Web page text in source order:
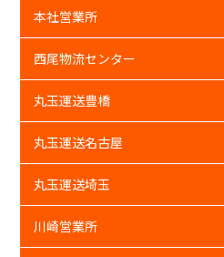
本社営業所
西尾物流センター
丸玉運送豊橋
丸玉運送名古屋
丸玉運送埼玉
川崎営業所